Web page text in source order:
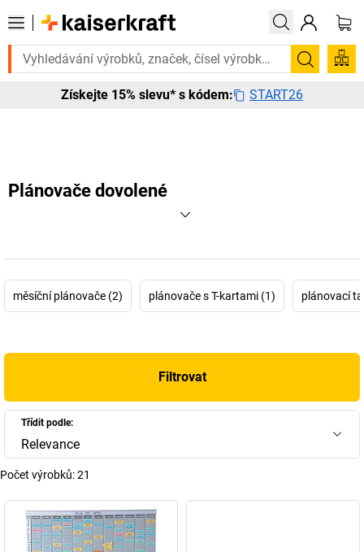
to urgentně? Vybrané bestsellery doručíme do 72 hodin.
Hledání
Získejte 15% slevu* s kódem: START26
Plánovače dovolené
měsíční plánovače (2) plánovače s T-kartami (1) plánovací
Filtrovat
Třídit podle:
Relevance
Počet výrobků:21